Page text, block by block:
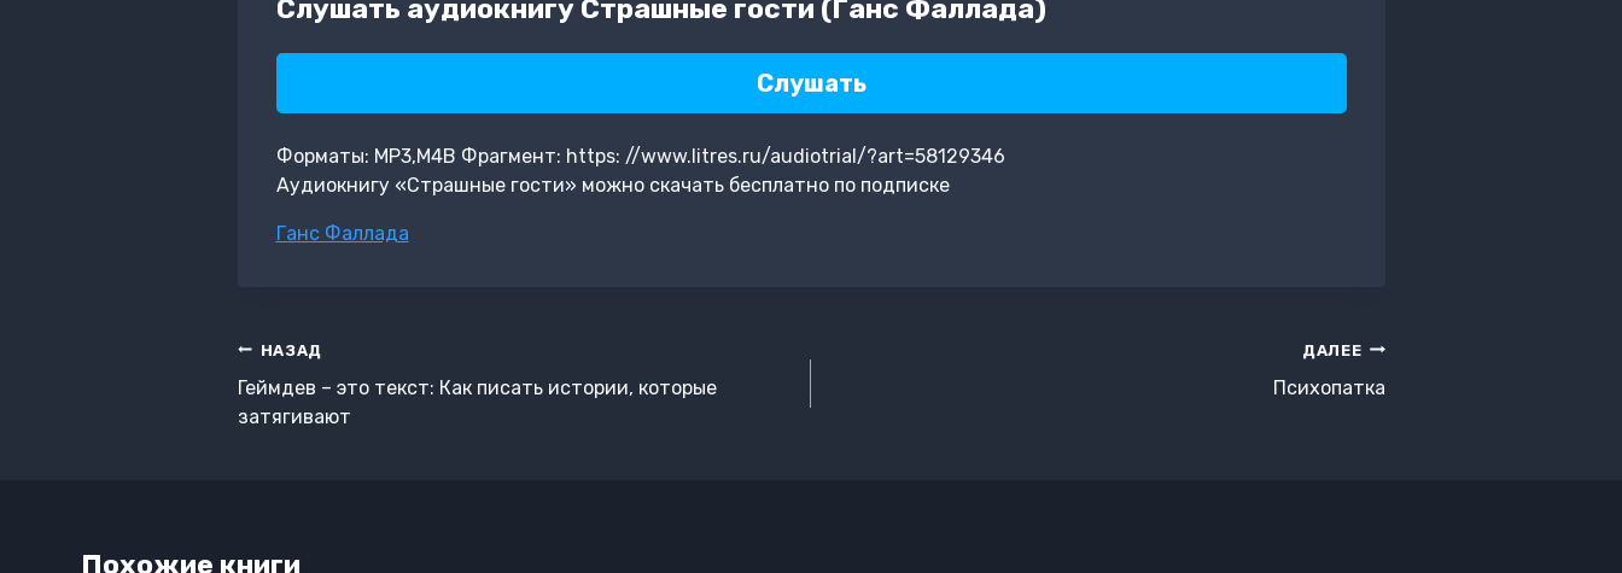
Слушать аудиокнигу Страшные гости (Ганс Фаллада)
Слушать
Форматы: MP3,M4B Фрагмент: https: //www.litres.ru/audiotrial/?art=58129346
Аудиокнигу «Страшные гости» можно скачать бесплатно по подписке
Метки
Ганс Фаллада
Навигация
по
записям
НАЗАД
Геймдев – это текст: Как писать истории, которые
затягивают
ДАЛЕЕ
Психопатка
Похожие книги